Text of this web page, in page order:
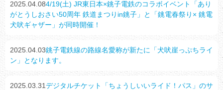
2025.04.084/19(土) JR東日本×銚子電鉄のコラボイベント「あり
がとうしおさい50周年 鉄道まつりin銚子」と「銚電春祭り× 銚電
犬吠ギャザー」が同時開催！
2025.04.03銚子電鉄線の路線名愛称が新たに「犬吠崖っぷちライ
ン」となります。
2025.03.31デジタルチケット「ちょうしいいライド！パス」のサ